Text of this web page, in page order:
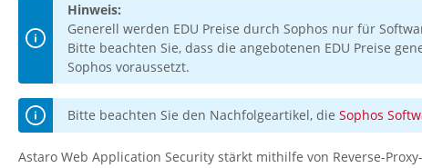
Hinweis:
Generell werden EDU Preise durch Sophos nur für
Bitte beachten Sie, dass die angebotenen EDU Preise
Sophos voraussetzt.
Bitte beachten Sie den Nachfolgeartikel, die Sophos
Astaro Web Application Security stärkt mithilfe von Reverse-